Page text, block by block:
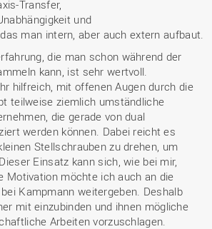
Transfer,
und
man intern, aber auch extern aufbaut.
die man schon während der
kann, ist sehr wertvoll.
hilfreich, mit offenen Augen durch die
teilweise ziemlich umständliche
die gerade von dual
werden können. Dabei reicht es
Stellschrauben zu drehen, um
Einsatz kann sich, wie bei mir,
Motivation möchte ich auch an die
Kampmann weitergeben. Deshalb
mit einzubinden und ihnen mögliche
Arbeiten vorzuschlagen.